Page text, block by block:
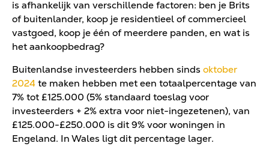
is afhankelijk van verschillende factoren: ben je Brits
of buitenlander, koop je residentieel of commercieel
vastgoed, koop je één of meerdere panden, en wat is
het aankoopbedrag?
Buitenlandse investeerders hebben sinds oktober
2024te maken hebben met een totaalpercentage van
7% tot £125.000 (5% standaard toeslag voor
investeerders + 2% extra voor niet-ingezetenen), van
£125.000-£250.000 is dit 9% voor woningen in
Engeland. In Wales ligt dit percentage lager.